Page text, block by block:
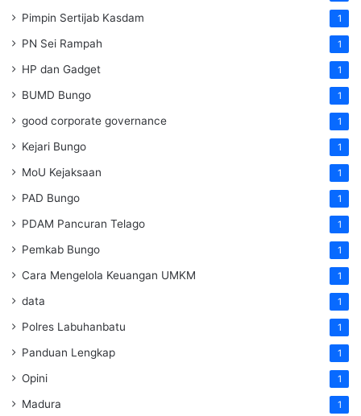
Pimpin Sertijab Kasdam 1
PN Sei Rampah 1
HP dan Gadget 1
BUMD Bungo 1
good corporate governance 1
Kejari Bungo 1
MoU Kejaksaan 1
PAD Bungo 1
PDAM Pancuran Telago 1
Pemkab Bungo 1
Cara Mengelola Keuangan UMKM 1
data 1
Polres Labuhanbatu 1
Panduan Lengkap 1
Opini 1
Madura 1